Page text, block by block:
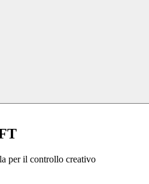
per il controllo creativo